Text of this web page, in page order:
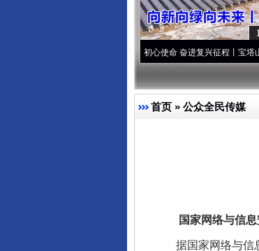
牢记初心使命 奋进复兴征程丨宝塔山下好光景..
首页 » 公众全民传媒
国家网络与信息安
据国家网络与信息